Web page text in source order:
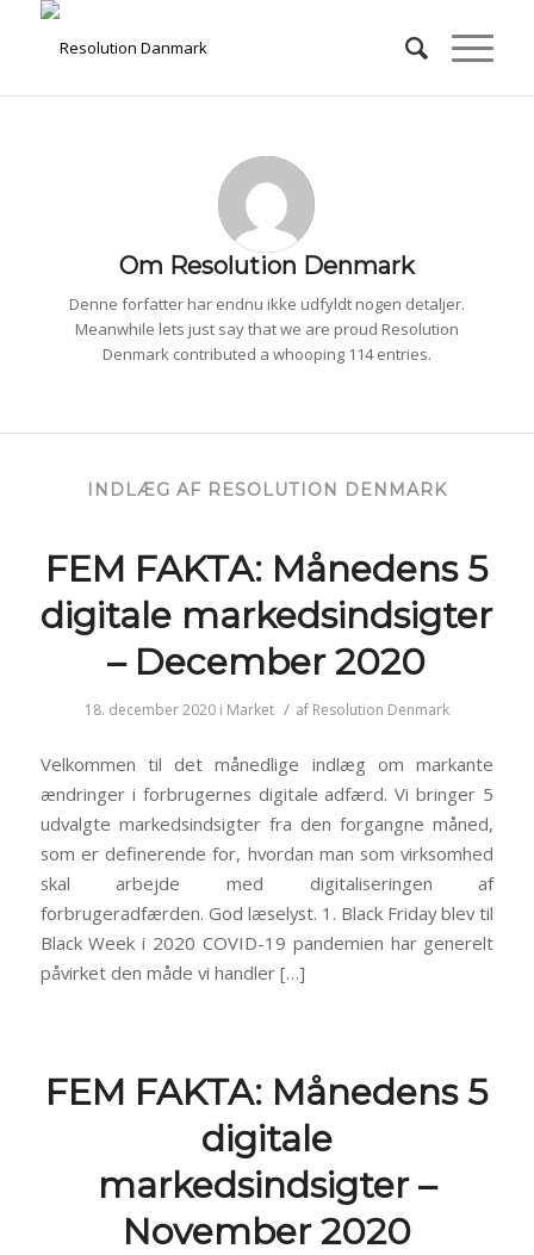
Om Resolution Denmark
Denne forfatter har endnu ikke udfyldt nogen detaljer.
Meanwhile lets just say that we are proud Resolution
Denmarkcontributed a whooping 114 entries.
INDLÆG AF RESOLUTION DENMARK
FEM FAKTA: Månedens 5
digitale markedsindsigter
– December 2020
18. december 2020 i Market / af Resolution Denmark
Velkommen til det månedlige indlæg om markante
ændringer i forbrugernes digitale adfærd. Vi bringer 5
udvalgte markedsindsigter fra den forgangne måned,
som er definerende for, hvordan man som virksomhed
skal arbejde med digitaliseringen af
forbrugeradfærden. God læselyst. 1. Black Friday blev til
Black Week i 2020 COVID-19 pandemien har generelt
påvirket den måde vi handler […]
FEM FAKTA: Månedens 5
digitale
markedsindsigter –
November 2020